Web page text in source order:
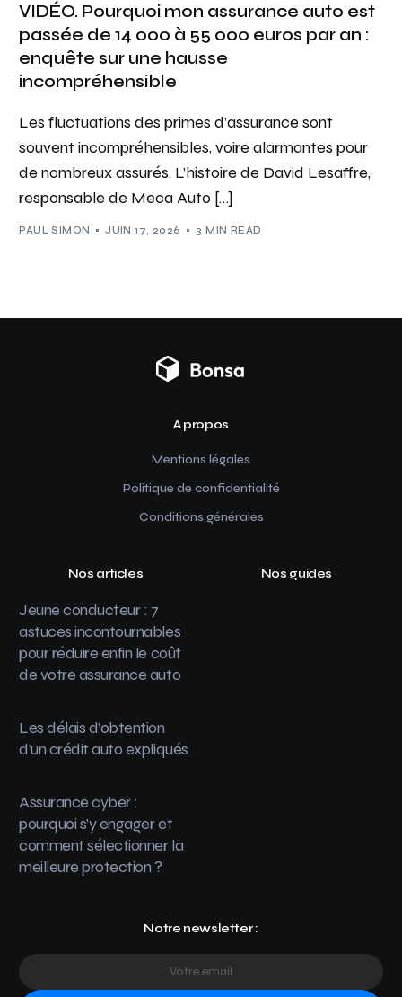
VIDÉO. Pourquoi mon assurance auto est
passée de 14 000 à 55 000 euros par an :
enquête sur une hausse
incompréhensible
Les fluctuations des primes d’assurance sont
souvent incompréhensibles, voire alarmantes pour
de nombreux assurés. L’histoire de David Lesaffre,
responsable de Meca Auto […]
PAUL SIMON JUIN 17, 2026 3 MIN READ
A propos
Mentions légales
Politique de confidentialité
Conditions générales
Nos articles
Jeune conducteur : 7
astuces incontournables
pour réduire enfin le coût
de votre assurance auto
Les délais d’obtention
d’un crédit auto expliqués
Assurance cyber :
pourquoi s’y engager et
comment sélectionner la
meilleure protection ?
Nos guides
Notre newsletter :